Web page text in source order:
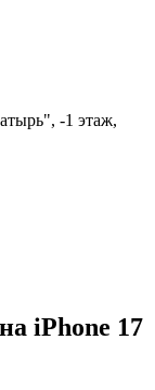
-1 этаж,
iPhone 17